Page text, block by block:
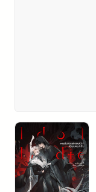
"ก็งี้ทุกที ปา
"จบเรื่องนี้